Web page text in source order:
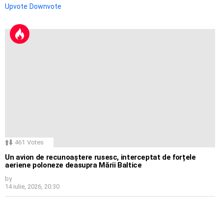
Upvote Downvote
461 Votes
Un avion de recunoaștere rusesc, interceptat de forțele
aeriene poloneze deasupra Mării Baltice
by
14 iulie, 2026, 20:30